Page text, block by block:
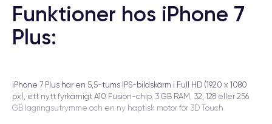
Funktioner hos iPhone 7
Plus:
iPhone 7 Plus har en 5,5-tums IPS-bildskärm i Full HD (1920 x 1080
px), ett nytt fyrkärnigt A10 Fusion-chip, 3 GB RAM, 32, 128 eller 256
GB lagringsutrymme och en ny haptisk motor för 3D Touch.